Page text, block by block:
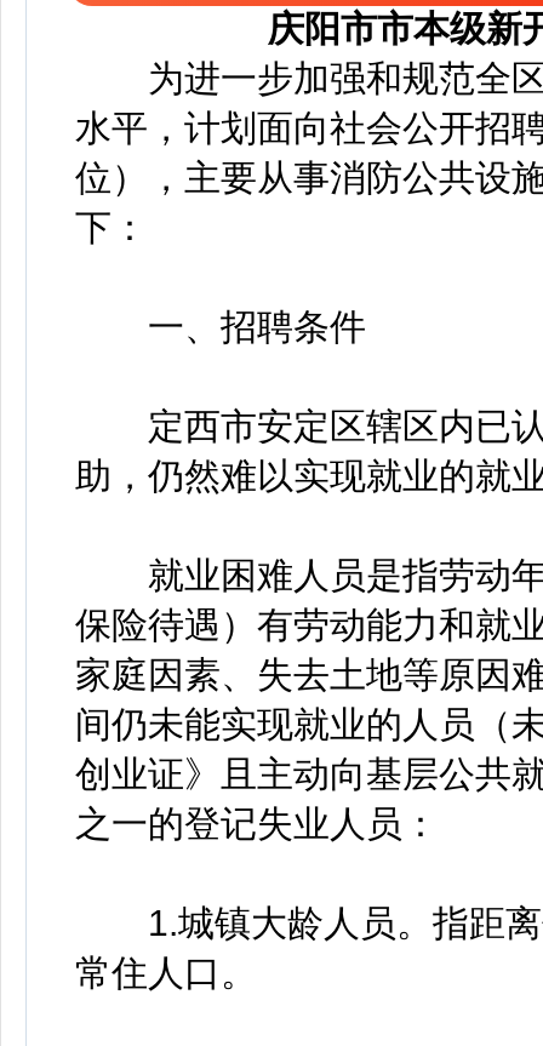
庆阳市市本级新
为进一步加强和规范全区
水平，计划面向社会公开招
位），主要从事消防公共设
下：
一、招聘条件
定西市安定区辖区内已认
助，仍然难以实现就业的就
就业困难人员是指劳动年
保险待遇）有劳动能力和就
家庭因素、失去土地等原因
间仍未能实现就业的人员（
创业证》且主动向基层公共
之一的登记失业人员：
1.城镇大龄人员。指距离
常住人口。